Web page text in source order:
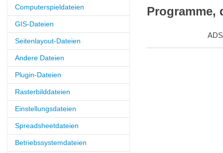
Computerspieldateien
GIS-Dateien
Seitenlayout-Dateien
Andere Dateien
Plugin-Dateien
Rasterbilddateien
Einstellungsdateien
Spreadsheetdateien
Betriebssystemdateien
Programme,
ADS